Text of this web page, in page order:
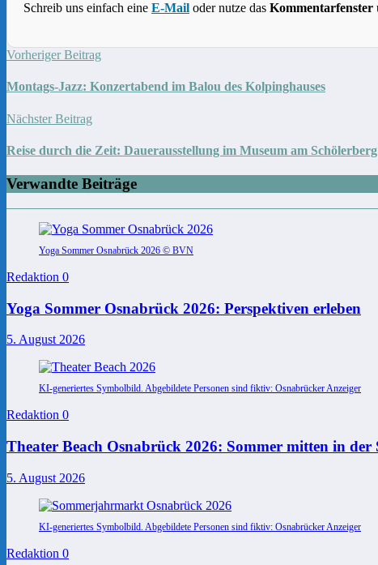
Schreib uns einfach eine E-Mail oder nutze das Kommentarfenster
Vorheriger Beitrag
Montags-Jazz: Konzertabend im Balou des Kolpinghauses
Nächster Beitrag
Reise durch die Zeit: Dauerausstellung im Museum am Schölerberg
Verwandte Beiträge
Yoga Sommer Osnabrück 2026 © BVN
Redaktion 0
Yoga Sommer Osnabrück 2026: Perspektiven erleben
5. August 2026
KI-generiertes Symbolbild. Abgebildete Personen sind fiktiv: Osnabrücker Anzeiger
Redaktion 0
Theater Beach Osnabrück 2026: Sommer mitten in der
5. August 2026
KI-generiertes Symbolbild. Abgebildete Personen sind fiktiv: Osnabrücker Anzeiger
Redaktion 0